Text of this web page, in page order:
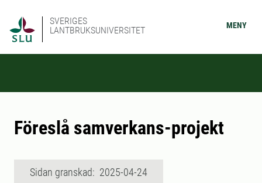
SVERIGES
LANTBRUKSUNIVERSITET
MENY
Föreslå samverkans-projekt
Sidan granskad: 2025-04-24